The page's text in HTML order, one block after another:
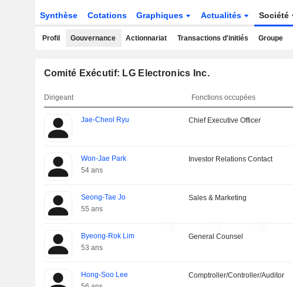
Synthèse Cotations Graphiques Actualités Société
Profil Gouvernance Actionnariat Transactions d'initiés Groupe
Comité Exécutif: LG Electronics Inc.
Dirigeant Fonctions occupées
Jae-Cheol Ryu Chief Executive Officer
Won-Jae Park
54 ans
Investor Relations Contact
Seong-Tae Jo
55 ans
Sales & Marketing
Byeong-Rok Lim
53 ans
General Counsel
Hong-Soo Lee
Comptroller/Controller/Auditor